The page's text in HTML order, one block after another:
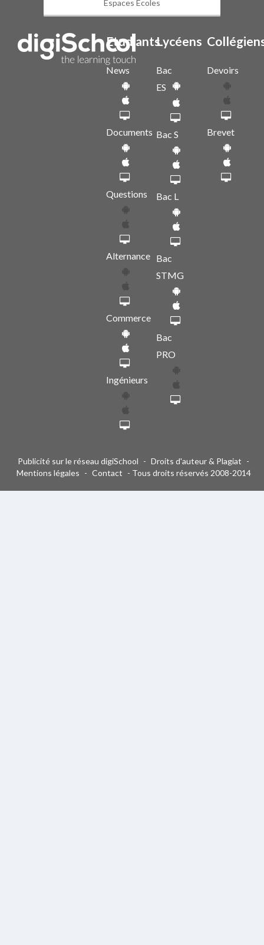
Espaces Écoles
Etudiants
News
Documents
Questions
Alternance
Commerce
Ingénieurs
Lycéens
Bac
ES
Bac S
Bac L
Bac
STMG
Bac
PRO
Devoirs
Brevet
Publicité sur le réseau digiSchool - Droits d'auteur & Plagiat -
Mentions légales - Contact - Tous droits réservés 2008-2014